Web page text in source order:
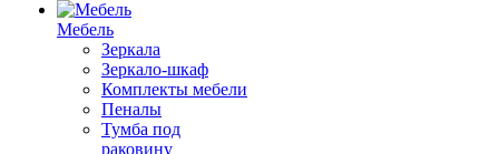
Мебель
Зеркала
Зеркало-шкаф
Комплекты мебели
Пеналы
Тумба под
раковину